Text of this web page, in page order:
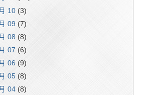
10(3)
09(7)
08 (8)
07 (6)
06 (9)
05(8)
04 (8)